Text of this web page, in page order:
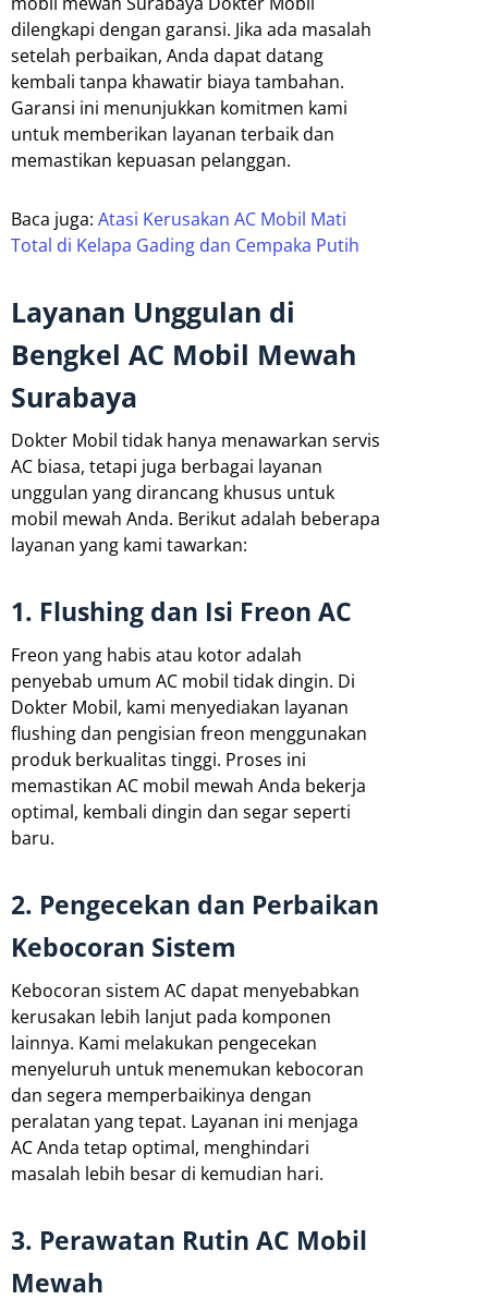
dilengkapi dengan garansi. Jika ada masalah
setelah perbaikan, Anda dapat datang
kembali tanpa khawatir biaya tambahan.
Garansi ini menunjukkan komitmen kami
untuk memberikan layanan terbaik dan
memastikan kepuasan pelanggan.
Baca juga: Atasi Kerusakan AC Mobil Mati
Total di Kelapa Gading dan Cempaka Putih
Layanan Unggulan di
Bengkel AC Mobil Mewah
Surabaya
Dokter Mobil tidak hanya menawarkan servis
AC biasa, tetapi juga berbagai layanan
unggulan yang dirancang khusus untuk
mobil mewah Anda. Berikut adalah beberapa
layanan yang kami tawarkan:
1. Flushing dan Isi Freon AC
Freon yang habis atau kotor adalah
penyebab umum AC mobil tidak dingin. Di
Dokter Mobil, kami menyediakan layanan
flushing dan pengisian freon menggunakan
produk berkualitas tinggi. Proses ini
memastikan AC mobil mewah Anda bekerja
optimal, kembali dingin dan segar seperti
baru.
2. Pengecekan dan Perbaikan
Kebocoran Sistem
Kebocoran sistem AC dapat menyebabkan
kerusakan lebih lanjut pada komponen
lainnya. Kami melakukan pengecekan
menyeluruh untuk menemukan kebocoran
dan segera memperbaikinya dengan
peralatan yang tepat. Layanan ini menjaga
AC Anda tetap optimal, menghindari
masalah lebih besar di kemudian hari.
3. Perawatan Rutin AC Mobil
Mewah